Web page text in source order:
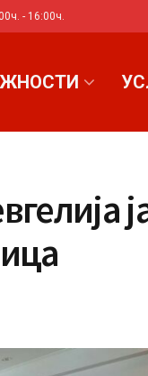
- 16:00ч.